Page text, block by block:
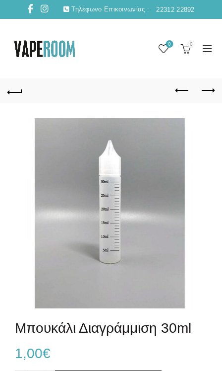
Τηλέφωνο Επικοινωνίας : 22312 22892
0 0
Μπουκάλι Διαγράμμιση 30ml
1,00€